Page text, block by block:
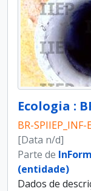
BR-SPIIEP_INF-
[Data n/d]
Parte de
(entidade)
Dados de